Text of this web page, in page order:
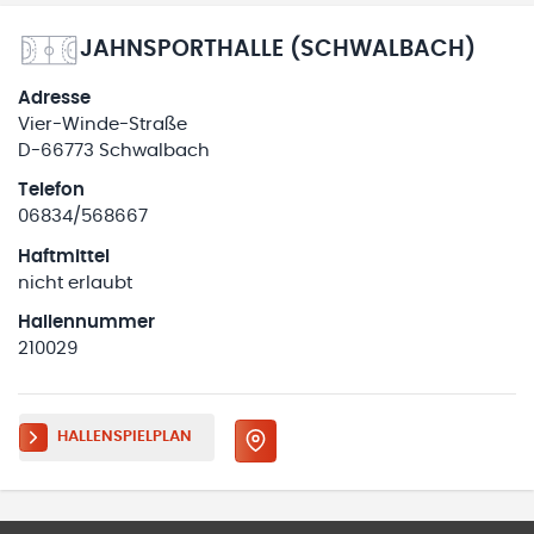
JAHNSPORTHALLE (SCHWALBACH)
Adresse
Vier-Winde-Straße
D-66773 Schwalbach
Telefon
06834/568667
Haftmittel
nicht erlaubt
Hallennummer
210029
HALLENSPIELPLAN